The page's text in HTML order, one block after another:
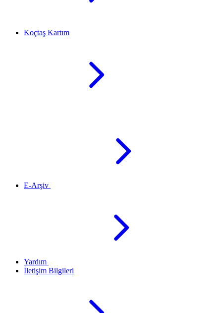
Koçtaş Kartım
E-Arşiv
Yardım
İletişim Bilgileri